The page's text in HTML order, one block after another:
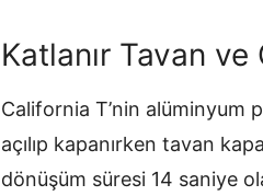
Katlanır Tavan ve
California T’nin alüminyum
açılıp kapanırken tavan
dönüşüm süresi 14 saniye